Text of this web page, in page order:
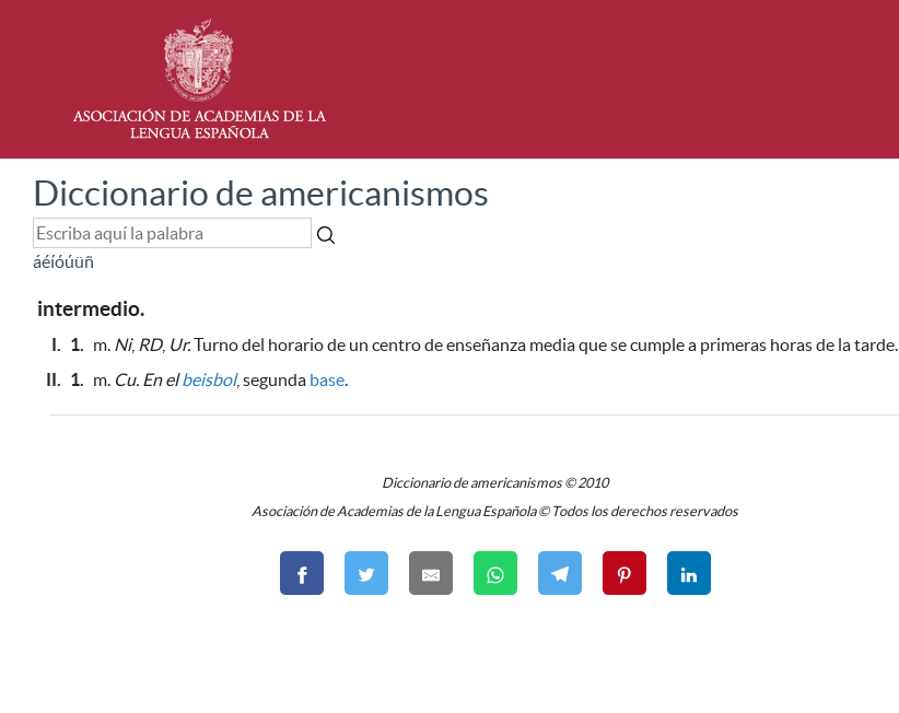
Diccionario de americanismos
áéíóúüñ
intermedio.
I. 1. m. Ni, RD, Ur.Turno del horario de un centro de enseñanza media que se cumple a primeras horas de la tarde.
II. 1. m. Cu. En elbeisbol, segunda base.
Diccionario de americanismos © 2010
Asociación de Academias de la Lengua Española © Todos los derechos reservados